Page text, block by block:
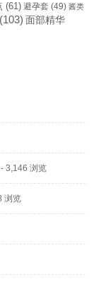
(61) 避孕套 (49) 酱类
(103) 面部精华
- 3,146 浏览
浏览